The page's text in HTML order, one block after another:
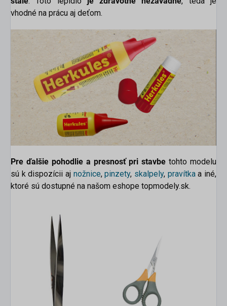
vhodné na prácu aj deťom.
Pre ďalšie pohodlie a presnosť pri stavbe tohto modelu
sú k dispozícii aj nožnice,pinzety, skalpely, pravítkaa iné,
ktoré sú dostupné na našom eshope topmodely.sk.